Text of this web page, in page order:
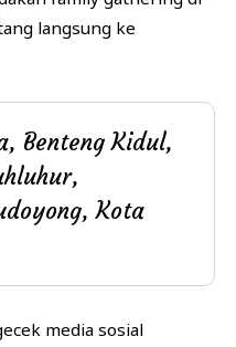
langsung ke
Benteng Kidul,
Kota
media sosial